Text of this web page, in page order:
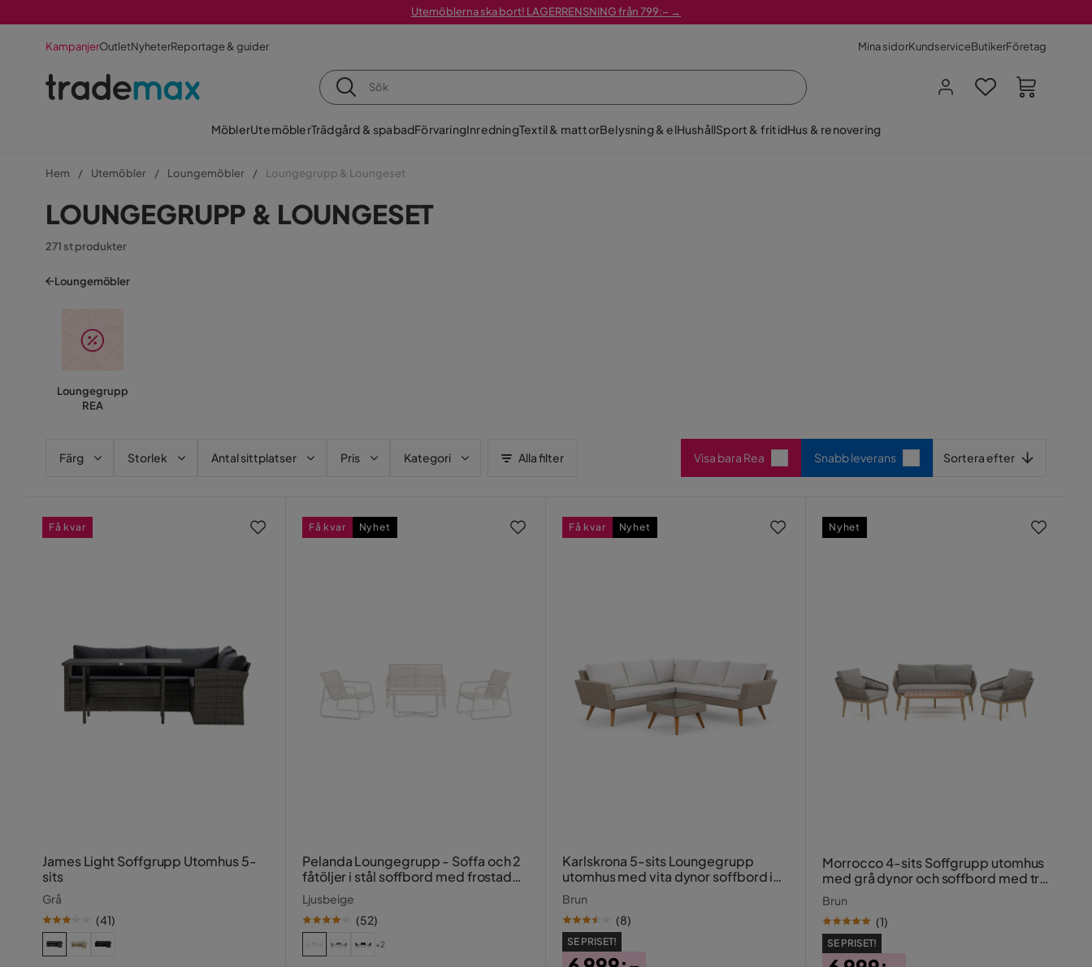
Utemöblerna ska bort! LAGERRENSNING från 799:– →
KampanjerOutletNyheterReportage & guider Mina sidorKundserviceButikerFöretag
MöblerUtemöblerTrädgård & spabadFörvaringInredningTextil & mattorBelysning & elHushållSport & fritidHus & renovering
Hem Utemöbler Loungemöbler Loungegrupp & Loungeset
LOUNGEGRUPP & LOUNGESET
271 st produkter
Loungemöbler
Loungegrupp
REA
Färg Storlek Antal sittplatser Pris Kategori Alla filter Visa bara Rea Snabb leverans Sortera efter
James Light Soffgrupp Utomhus 5-
sits
Grå
(41)
Få kvar
Pelanda Loungegrupp - Soffa och 2
fåtöljer i stål soffbord med frostad
glasskiva
Ljusbeige
(52)
+2
Få kvar Nyhet
Karlskrona 5-sits Loungegrupp
utomhus med vita dynor soffbord i
konstrotting med glasskiva
Brun
(8)
SE PRISET!
Få kvar Nyhet
Morrocco 4-sits Soffgrupp utomhus
med grå dynor och soffbord med trä
utseende
Brun
(1)
SE PRISET!
Nyhet